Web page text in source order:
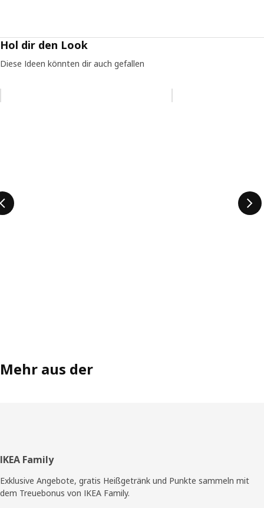
Hol dir den Look
Diese Ideen könnten dir auch gefallen
Mehr aus der
Fußzeile
IKEA Family
Exklusive Angebote, gratis Heißgetränk und Punkte sammeln mit
dem Treuebonus von IKEA Family.